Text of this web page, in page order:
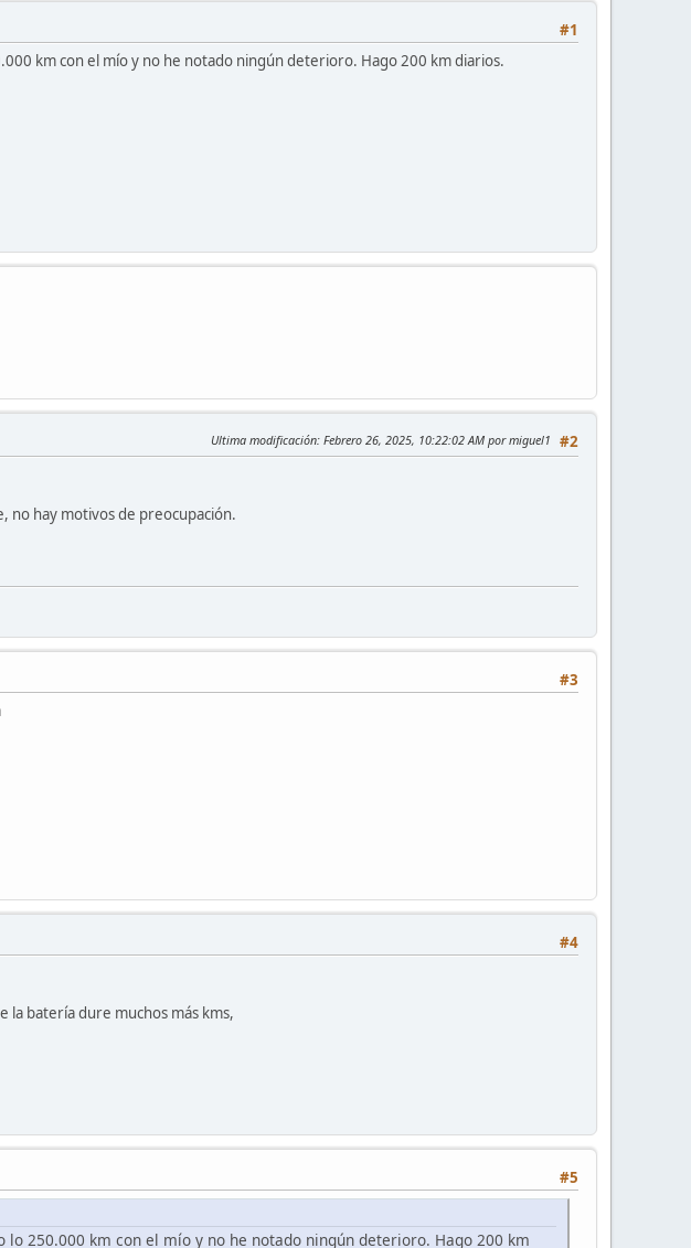
#1
km con el mío y no he notado ningún deterioro. Hago 200 km diarios.
#2
Ultima modificación: Febrero 26, 2025, 10:22:02 AM por miguel1
no hay motivos de preocupación.
#3
#4
la batería dure muchos más kms,
#5
250.000 km con el mío y no he notado ningún deterioro. Hago 200 km